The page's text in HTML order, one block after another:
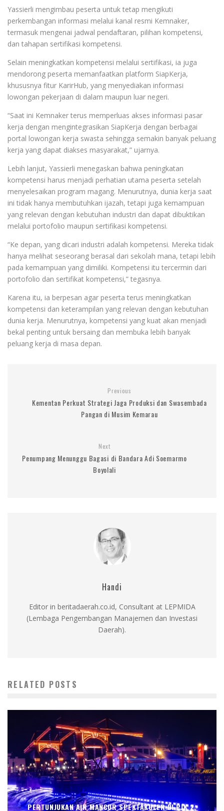
Yassierli mengimbau peserta untuk tetap mengikuti
perkembangan informasi melalui kanal resmi Kemnaker,
termasuk mengenai jadwal pendaftaran, pilihan kompetensi,
dan tahapan sertifikasi kompetensi.
Selain meningkatkan kompetensi melalui sertifikasi, ia juga
mendorong peserta memanfaatkan platform SiapKerja,
khususnya fitur KarirHub, yang menyediakan informasi
lowongan pekerjaan di dalam maupun luar negeri.
“Saat ini Kemnaker terus memperluas akses informasi pasar
kerja dengan mengintegrasikan SiapKerja dengan berbagai
portal lowongan kerja swasta sehingga semakin banyak peluang
kerja yang dapat diakses masyarakat,” ujarnya.
Lebih lanjut, Yassierli menegaskan bahwa peningkatan
kompetensi harus menjadi perhatian utama peserta setelah
menyelesaikan program magang. Menurutnya, dunia kerja saat
ini tidak hanya membutuhkan ijazah, tetapi juga kemampuan
yang relevan dengan kebutuhan industri dan dapat dibuktikan
melalui portofolio maupun sertifikasi kompetensi.
“Ke depan, yang dicari industri adalah kompetensi. Mereka tidak
hanya melihat seseorang berasal dari sekolah mana, tetapi lebih
pada kemampuan yang dimiliki. Kompetensi itu tercermin dari
portofolio dan sertifikat kompetensi,” tegasnya.
Karena itu, ia berpesan agar peserta terus meningkatkan
kompetensi dan keterampilan yang relevan dengan kebutuhan
dunia kerja. Menurutnya, kompetensi yang kuat akan menjadi
bekal penting untuk bersaing dan membuka lebih banyak
peluang kerja di masa depan.
Previous
Kementan Perkuat Strategi Jaga Produksi dan Swasembada
Pangan di Musim Kemarau
Next
Penumpang Menunggu Bagasi di Bandara Adi Soemarmo
Boyolali
Handi
Editor in beritadaerah.co.id, Consultant at LEPMIDA
(Lembaga Pengembangan Manajemen dan Investasi
Daerah).
RELATED POSTS
PERTUNJUKAN AIR MANCUR SPEKTAKULER DI PIK 2,